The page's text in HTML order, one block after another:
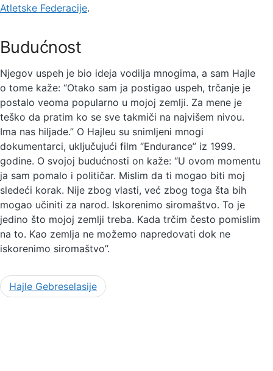
Atletske Federacije.
Budućnost
Njegov uspeh je bio ideja vodilja mnogima, a sam Hajle
o tome kaže: “Otako sam ja postigao uspeh, trčanje je
postalo veoma popularno u mojoj zemlji. Za mene je
teško da pratim ko se sve takmiči na najvišem nivou.
Ima nas hiljade.” O Hajleu su snimljeni mnogi
dokumentarci, uključujući film “Endurance” iz 1999.
godine. O svojoj budućnosti on kaže: “U ovom momentu
ja sam pomalo i političar. Mislim da ti mogao biti moj
sledeći korak. Nije zbog vlasti, već zbog toga šta bih
mogao učiniti za narod. Iskorenimo siromaštvo. To je
jedino što mojoj zemlji treba. Kada trčim često pomislim
na to. Kao zemlja ne možemo napredovati dok ne
iskorenimo siromaštvo”.
Hajle Gebreselasije